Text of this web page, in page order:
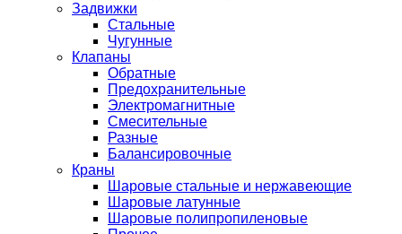
Задвижки
Стальные
Чугунные
Клапаны
Обратные
Предохранительные
Электромагнитные
Смесительные
Разные
Балансировочные
Краны
Шаровые стальные и нержавеющие
Шаровые латунные
Шаровые полипропиленовые